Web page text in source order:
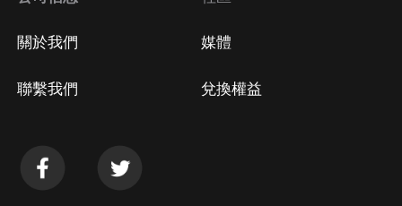
關於我們
聯繫我們
媒體
兌換權益